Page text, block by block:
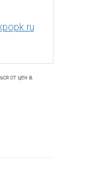
от цен в